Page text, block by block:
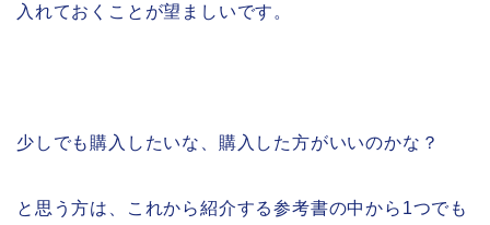
入れておくことが望ましいです。
少しでも購入したいな、購入した方がいいのかな？
と思う方は、これから紹介する参考書の中から1つでも